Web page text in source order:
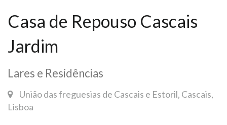
Casa de Repouso Cascais
Jardim
Lares e Residências
União das freguesias de Cascais e Estoril, Cascais,
Lisboa